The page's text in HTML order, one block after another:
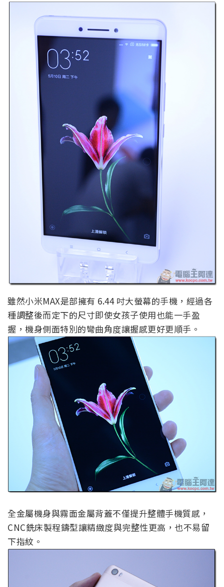
雖然小米MAX是部擁有 6.44 吋大螢幕的手機，經過各
種調整後而定下的尺寸即使女孩子使用也能一手盈
握，機身側面特別的彎曲角度讓握感更好更順手。
全金屬機身與霧面金屬背蓋不僅提升整體手機質感，
CNC銑床製程鑄型讓精緻度與完整性更高，也不易留
下指紋。